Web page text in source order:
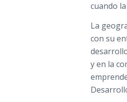
cuando
La
con su
y en la